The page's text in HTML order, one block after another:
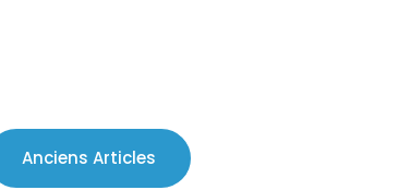
Anciens Articles